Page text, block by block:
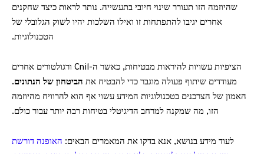
שהיוזמה הזו תעורר שינוי חיובי בתעשייה. נותר לראות כיצד שחקנים
אחרים יגיבו להתפתחות זו ואילו השלכות יהיו לשוק הגלובלי של
הטכנולוגיות.
הציפיות עשויות להיראות מבטיחות, כאשר ה-Cnil ורגולטורים אחרים
מעודדים שיתוף פעולה מוגבר כדי להבטיח את הביטחון של הנתונים.
האמון של הצרכנים בטכנולוגיות המידע עשוי אף הוא להרוויח מהיוזמה
הזו, מה שמקנה למרחב הדיגיטלי בטיחות רבה יותר עבור כולם.
לעוד מידע בנושא, אנא בדקו את המאמרים הבאים: האופנה דורשת